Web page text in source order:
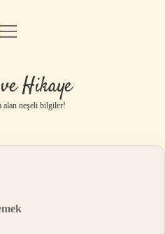
Uyarı
menüyü
Hikaye
alan neşeli bilgiler!